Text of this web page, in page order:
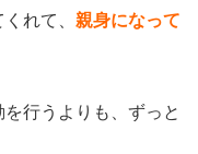
れて、 親身になって
行うよりも、ずっと